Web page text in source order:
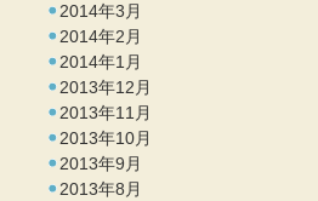
2014年3月
2014年2月
2014年1月
2013年12月
2013年11月
2013年10月
2013年9月
2013年8月